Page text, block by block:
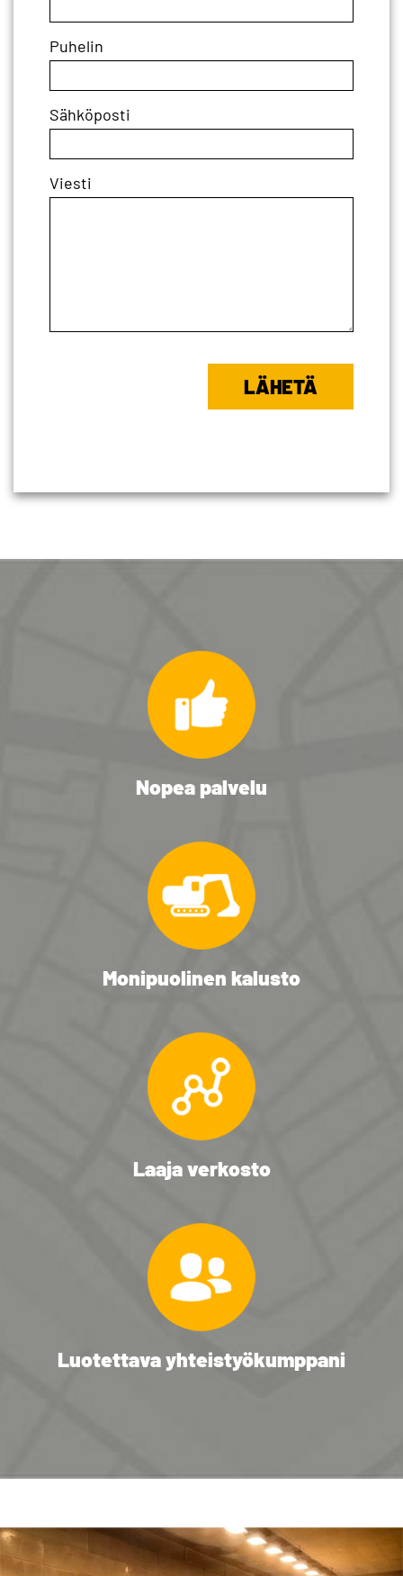
Puhelin
Sähköposti
Viesti
LÄHETÄ
Nopea palvelu
Monipuolinen kalusto
Laaja verkosto
Luotettava yhteistyökumppani